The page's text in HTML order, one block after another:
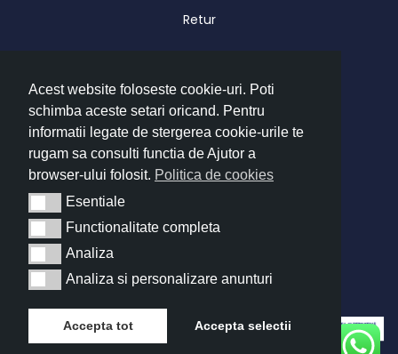
Acest website foloseste cookie-uri. Poti
schimba aceste setari oricand. Pentru
informatii legate de stergerea cookie-urile te
rugam sa consulti functia de Ajutor a
browser-ului folosit. Politica de cookies
EsentialeEsentiale
Functionalitate completa
Functionalitate completa
AnalizaAnaliza
Analiza si personalizare anunturi
Analiza si personalizare anunturi
Accepta tot Accepta selectii
Retur
CONTACT
Luni – Vineri 09.00 – 17.00
office@imatrend.ro
Copyright © 2026 IMA Trend